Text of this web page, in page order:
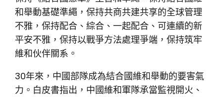
和舉動基礎準繩，保持共商共建共享的全球管理
不雅，保持配合、綜合、一起配合、可連續的新
平安不雅，保持以戰爭方法處理爭端，保持筑牢
維和伙伴關系。
30年來，中國部隊成為結合國維和舉動的要害氣
力。白皮書指出，中國維和軍隊承當監視開火、